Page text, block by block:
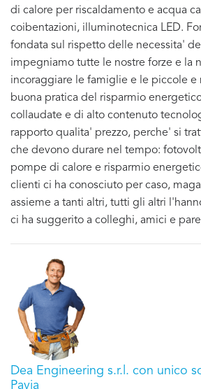
di calore per riscaldamento e acqua
coibentazioni, illuminotecnica LED.
fondata sul rispetto delle necessita'
impegniamo tutte le nostre forze e la
incoraggiare le famiglie e le piccole e
buona pratica del risparmio
collaudate e di alto contenuto
rapporto qualita' prezzo, perche' si
che devono durare nel tempo:
pompe di calore e risparmio
clienti ci ha conosciuto per caso,
assieme a tanti altri, tutti gli altri
ci ha suggerito a colleghi, amici e
Dea Engineering s.r.l. con unico
Pavia